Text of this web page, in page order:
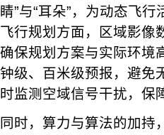
睛”与“耳朵”，为动态飞
飞行规划方面，区域影像
确保规划方案与实际环境
钟级、百米级预报，避免
时监测空域信号干扰，保
同时，算力与算法的加持